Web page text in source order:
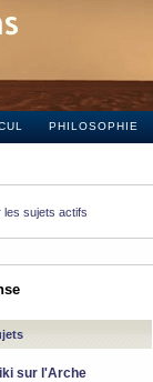
PHILOSOPHIE
les sujets actifs
sur l'Arche